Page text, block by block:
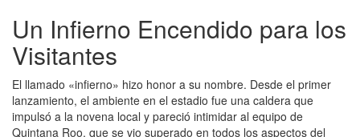
Un Infierno Encendido para los
Visitantes
El llamado «infierno» hizo honor a su nombre. Desde el primer
lanzamiento, el ambiente en el estadio fue una caldera que
impulsó a la novena local y pareció intimidar al equipo de
Quintana Roo, que se vio superado en todos los aspectos del